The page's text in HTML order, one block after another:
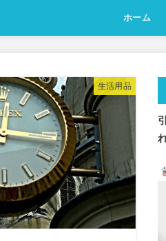
ホーム
生活用品